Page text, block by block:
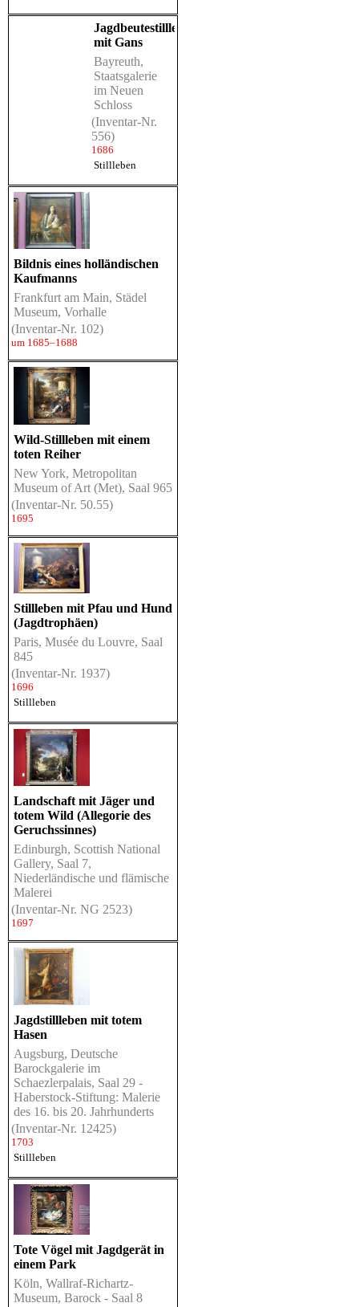
Jagdbeutestillleben
mit Gans
Bayreuth,
Staatsgalerie
im Neuen
Schloss
(Inventar-Nr.
556)
1686
Stillleben
Bildnis eines holländischen
Kaufmanns
Frankfurt am Main, Städel
Museum, Vorhalle
(Inventar-Nr. 102)
um 1685–1688
Wild-Stillleben mit einem
toten Reiher
New York, Metropolitan
Museum of Art (Met), Saal 965
(Inventar-Nr. 50.55)
1695
Stillleben mit Pfau und Hund
(Jagdtrophäen)
Paris, Musée du Louvre, Saal
845
(Inventar-Nr. 1937)
1696
Stillleben
Landschaft mit Jäger und
totem Wild (Allegorie des
Geruchssinnes)
Edinburgh, Scottish National
Gallery, Saal 7,
Niederländische und flämische
Malerei
(Inventar-Nr. NG 2523)
1697
Jagdstillleben mit totem
Hasen
Augsburg, Deutsche
Barockgalerie im
Schaezlerpalais, Saal 29 -
Haberstock-Stiftung: Malerie
des 16. bis 20. Jahrhunderts
(Inventar-Nr. 12425)
1703
Stillleben
Tote Vögel mit Jagdgerät in
einem Park
Köln, Wallraf-Richartz-
Museum, Barock - Saal 8